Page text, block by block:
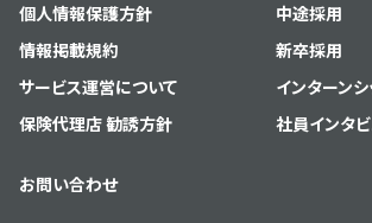
個人情報保護方針
情報掲載規約
サービス運営について
保険代理店 勧誘方針
中途採用
新卒採用
インターン
社員インタ
お問い合わせ